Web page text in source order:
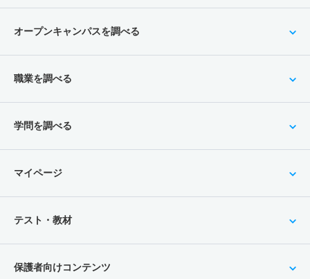
オープンキャンパスを調べる
職業を調べる
学問を調べる
マイページ
テスト・教材
保護者向けコンテンツ